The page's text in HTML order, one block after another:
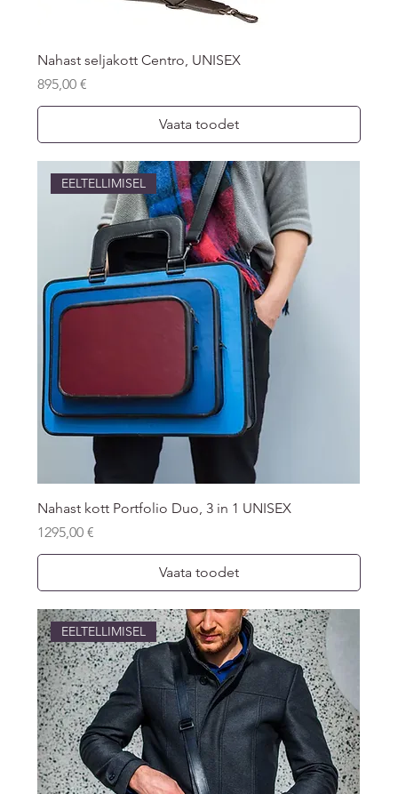
Nahast seljakott Centro, UNISEX
Price
895,00 €
Vaata toodet
EELTELLIMISEL
Nahast kott Portfolio Duo, 3 in 1 UNISEX
Price
1295,00 €
Vaata toodet
EELTELLIMISEL